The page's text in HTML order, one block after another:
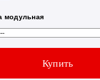
модульная
Купить